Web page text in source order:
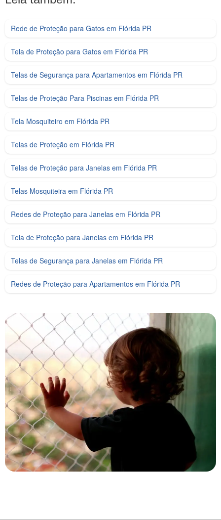
Rede de Proteção para Gatos em Flórida PR
Tela de Proteção para Gatos em Flórida PR
Telas de Segurança para Apartamentos em Flórida PR
Telas de Proteção Para Piscinas em Flórida PR
Tela Mosquiteiro em Flórida PR
Telas de Proteção em Flórida PR
Telas de Proteção para Janelas em Flórida PR
Telas Mosquiteira em Flórida PR
Redes de Proteção para Janelas em Flórida PR
Tela de Proteção para Janelas em Flórida PR
Telas de Segurança para Janelas em Flórida PR
Redes de Proteção para Apartamentos em Flórida PR